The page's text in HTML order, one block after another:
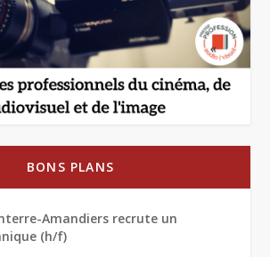
BONS PLANS
Amandiers recrute un
(h/f)